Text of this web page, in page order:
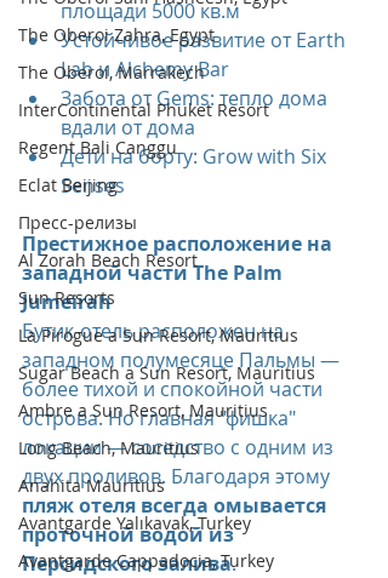
The Oberoi Zahra, Egypt
The Oberoi, Marrakech
InterContinental Phuket Resort
Regent Bali Canggu
Eclat Beijing
Пресс-релизы
Al Zorah Beach Resort
Sun Resorts
La Pirogue a Sun Resort, Mauritius
Sugar Beach a Sun Resort, Mauritius
Ambre a Sun Resort, Mauritius
Long Beach, Mauritius
Anahita Mauritius
Avantgarde Yalıkavak, Turkey
Avantgarde Cappadocia, Turkey
площади 5000 кв.м
Устойчивое развитие от Earth
Lab и Alchemy Bar
Забота от Gems: тепло дома
вдали от дома
Дети на борту: Grow with Six
Senses
Престижное расположение на
западной части The Palm
Jumeirah
Бутик-отель расположен на
западном полумесяце Пальмы —
более тихой и спокойной части
острова. Но главная "фишка"
локации — соседство с одним из
двух проливов. Благодаря этому
пляж отеля всегда омывается
проточной водой из
Персидского залива.